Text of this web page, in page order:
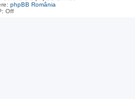
phpBB România
Off